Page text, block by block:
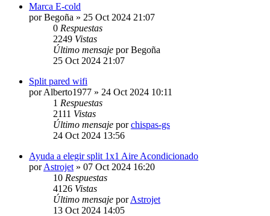
Marca E-cold
porBegoña » 25 Oct 2024 21:07
0 Respuestas
2249 Vistas
Último mensaje porBegoña
25 Oct 2024 21:07
Split pared wifi
porAlberto1977 » 24 Oct 2024 10:11
1 Respuestas
2111 Vistas
Último mensaje porchispas-gs
24 Oct 2024 13:56
Ayuda a elegir split 1x1 Aire Acondicionado
porAstrojet » 07 Oct 2024 16:20
10 Respuestas
4126 Vistas
Último mensaje porAstrojet
13 Oct 2024 14:05